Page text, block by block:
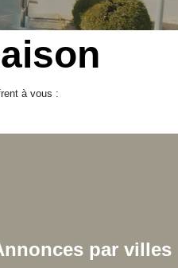
à vous :
par villes